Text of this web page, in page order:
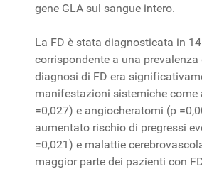
gene GLA sul sangue intero.
La FD è stata diagnosticata in
corrispondente a una prevalenza
diagnosi di FD era
manifestazioni sistemiche come
=0,027) e angiocheratomi (p
aumentato rischio di pregressi
=0,021) e malattie
maggior parte dei pazienti con